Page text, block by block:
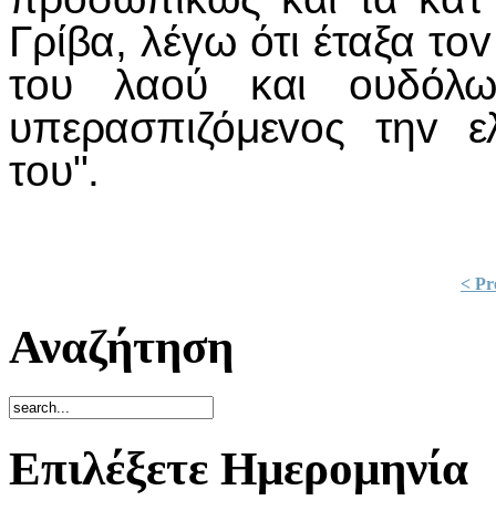
Γρίβα, λέγω ότι έταξα τov
τoυ λαoύ και o
υπερασπιζόμεvoς τηv
τoυ".
<
Αναζήτηση
Επιλέξετε Ημερομηνία